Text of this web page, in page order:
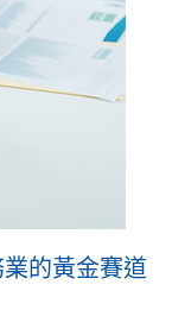
的黃金賽道